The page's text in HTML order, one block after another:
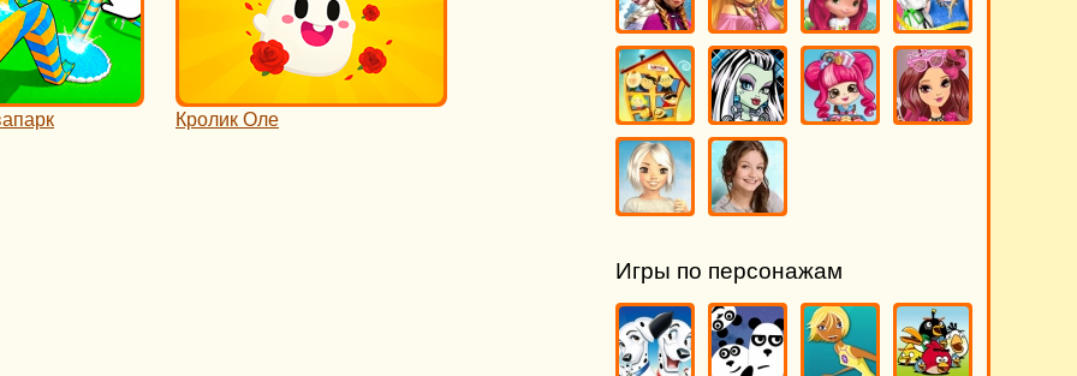
Кролик Оле
Игры по персонажам